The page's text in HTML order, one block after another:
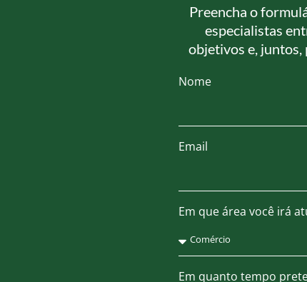
Preencha o
especialistas
objetivos e, juntos,
Nome
Email
Em que área você irá
Em quanto tempo